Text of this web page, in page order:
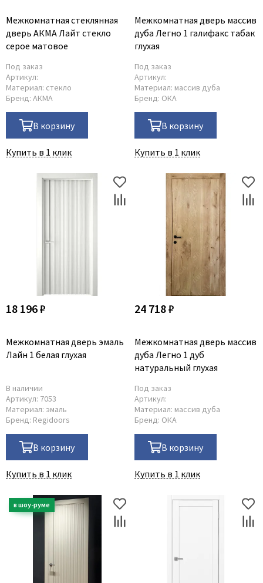
Межкомнатная стеклянная
дверь АКМА Лайт стекло
серое матовое
Под заказ
Артикул:
Материал: стекло
Бренд: АКМА
В корзину
Купить в 1 клик
Межкомнатная дверь массив
дуба Легно 1 галифакс табак
глухая
Под заказ
Артикул:
Материал: массив дуба
Бренд: ОКА
В корзину
Купить в 1 клик
18 196 ₽
Межкомнатная дверь эмаль
Лайн 1 белая глухая
В наличии
Артикул: 7053
Материал: эмаль
Бренд: Regidoors
В корзину
Купить в 1 клик
24 718 ₽
Межкомнатная дверь массив
дуба Легно 1 дуб
натуральный глухая
Под заказ
Артикул:
Материал: массив дуба
Бренд: ОКА
В корзину
Купить в 1 клик